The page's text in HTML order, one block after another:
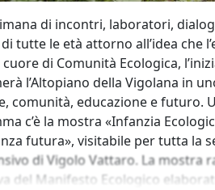
di incontri, laboratori,
tutte le età attorno all’idea che
di Comunità Ecologica,
l’Altopiano della Vigolana in
comunità, educazione e futuro.
c’è la mostra «Infanzia
futura», visitabile per tutta la
di Vigolo Vattaro. La mostra
del Manifesto Ecologico